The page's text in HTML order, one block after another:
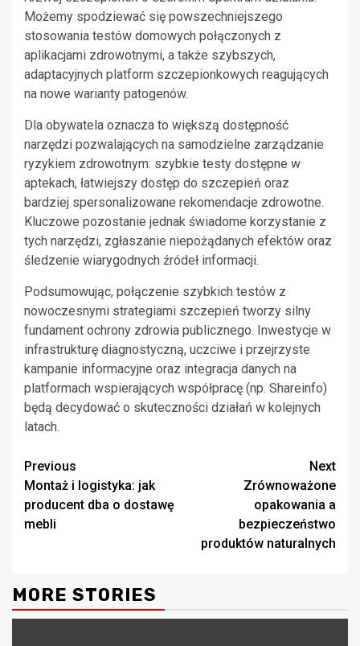
Możemy spodziewać się powszechniejszego
stosowania testów domowych połączonych z
aplikacjami zdrowotnymi, a także szybszych,
adaptacyjnych platform szczepionkowych reagujących
na nowe warianty patogenów.
Dla obywatela oznacza to większą dostępność
narzędzi pozwalających na samodzielne zarządzanie
ryzykiem zdrowotnym: szybkie testy dostępne w
aptekach, łatwiejszy dostęp do szczepień oraz
bardziej spersonalizowane rekomendacje zdrowotne.
Kluczowe pozostanie jednak świadome korzystanie z
tych narzędzi, zgłaszanie niepożądanych efektów oraz
śledzenie wiarygodnych źródeł informacji.
Podsumowując, połączenie szybkich testów z
nowoczesnymi strategiami szczepień tworzy silny
fundament ochrony zdrowia publicznego. Inwestycje w
infrastrukturę diagnostyczną, uczciwe i przejrzyste
kampanie informacyjne oraz integracja danych na
platformach wspierających współpracę (np. Shareinfo)
będą decydować o skuteczności działań w kolejnych
latach.
Continue
Reading
Previous
Montaż i logistyka: jak
producent dba o dostawę
mebli
Next
Zrównoważone
opakowania a
bezpieczeństwo
produktów naturalnych
MORE STORIES